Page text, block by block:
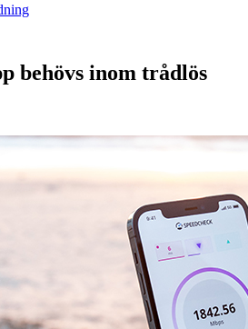
behövs inom trådlös